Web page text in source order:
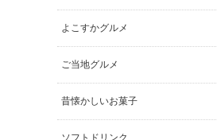
よこすかグルメ
ご当地グルメ
昔懐かしいお菓子
ソフトドリンク